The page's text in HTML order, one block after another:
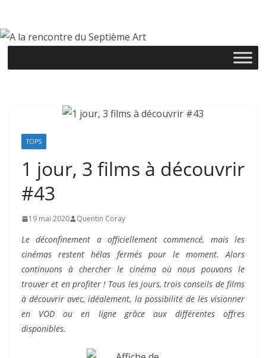
contenu
TOPS
1 jour, 3 films à découvrir
#43
19 mai 2020 Quentin Coray
Le déconfinement a officiellement commencé, mais les
cinémas restent hélas fermés pour le moment. Alors
continuons à chercher le cinéma où nous pouvons le
trouver et en profiter ! Tous les jours, trois conseils de films
à découvrir avec, idéalement, la possibilité de les visionner
en VOD ou en ligne grâce aux différentes offres
disponibles.